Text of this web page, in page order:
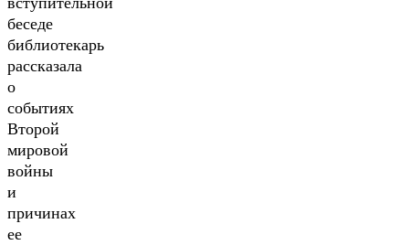
беседе
библиотекарь
рассказала
о
событиях
Второй
мировой
войны
и
причинах
ее